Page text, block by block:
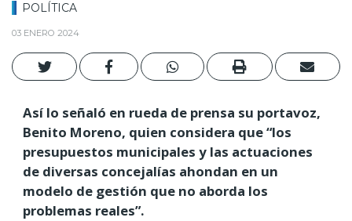
POLÍTICA
03 ENERO 2024
Así lo señaló en rueda de prensa su portavoz,
Benito Moreno, quien considera que “los
presupuestos municipales y las actuaciones
de diversas concejalías ahondan en un
modelo de gestión que no aborda los
problemas reales”.